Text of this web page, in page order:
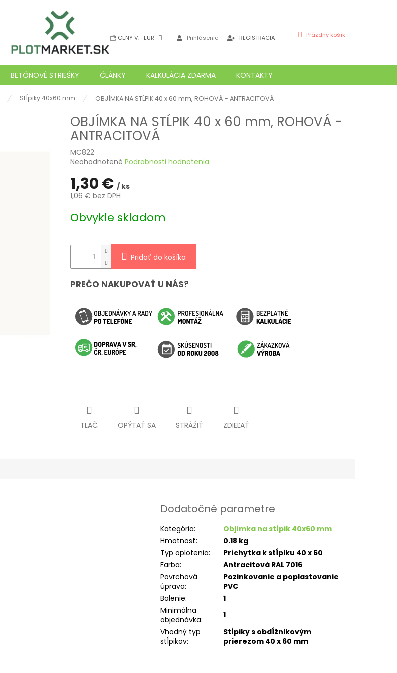
CENY V: EUR Prihlásenie REGISTRÁCIA
NÁKUPNÝ
Prázdny košík
BETÓNOVÉ STRIEŠKY ČLÁNKY KALKULÁCIA ZDARMA KONTAKTY
Stĺpiky 40x60 mm OBJÍMKA NA STĹPIK 40 x 60 mm, ROHOVÁ - ANTRACITOVÁ
OBJÍMKA NA STĹPIK 40 x 60 mm, ROHOVÁ -
ANTRACITOVÁ
MC822
Priemerné
produktu
je
0,0
5
Neohodnotené Podrobnosti hodnotenia
1,30 € / ks
1,06 € bez DPH
cena:
Obvykle skladom
Pridať do košíka
PREČO NAKUPOVAŤ U NÁS?
TLAČ OPÝTAŤ SA STRÁŽIŤ ZDIEĽAŤ
Dodatočné parametre
Kategória:
Objímka na stĺpik 40x60 mm
Hmotnosť:
0.18 kg
Typ oplotenia:
Príchytka k stĺpiku 40 x 60
Farba:
Antracitová RAL 7016
Povrchová
úprava:
Pozinkovanie a poplastovanie
PVC
Balenie:
1
Minimálna
objednávka:
1
Vhodný typ
stĺpikov:
Stĺpiky s obdĺžnikovým
prierezom 40 x 60 mm